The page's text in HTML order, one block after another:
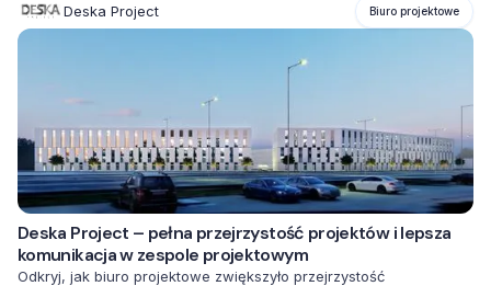
Deska Project Biuro projektowe
Deska Project – pełna przejrzystość projektów i lepsza
komunikacja w zespole projektowym
Odkryj, jak biuro projektowe zwiększyło przejrzystość